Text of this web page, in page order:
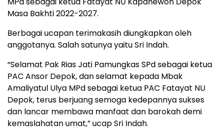
Masa Bakhti 2022-2027.
Berbagai ucapan terimakasih diungkapkan oleh
anggotanya. Salah satunya yaitu Sri Indah.
“Selamat Pak Rias Jati Pamungkas SPd sebagai ketua
PAC Ansor Depok, dan selamat kepada Mbak
Amaliyatul Ulya MPd sebagai ketua PAC Fatayat NU
Depok, terus berjuang semoga kedepannya sukses
dan lancar membawa manfaat dan barokah demi
kemaslahatan umat,” ucap Sri Indah.